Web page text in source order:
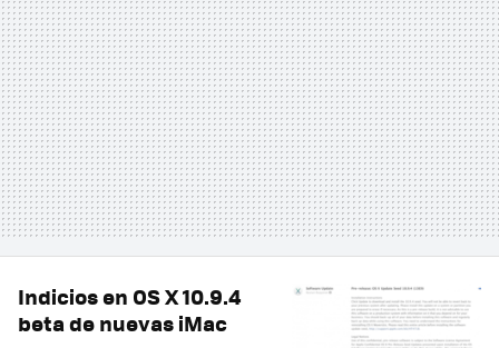
Indicios en OS X 10.9.4
beta de nuevas iMac